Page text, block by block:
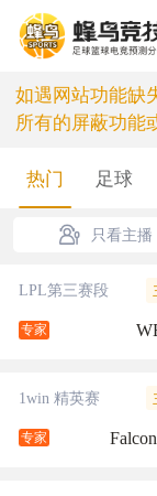
如遇网站功能缺
所有的屏蔽功能
热门 足球
只看主播
LPL第三赛段
专家
1win 精英赛
专家